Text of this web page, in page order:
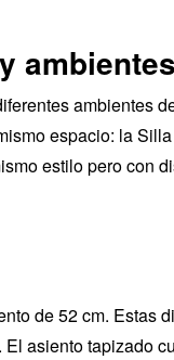
ambientes
ambientes
espacio: la
estilo pero con
de 52 cm. Estas
asiento tapizado